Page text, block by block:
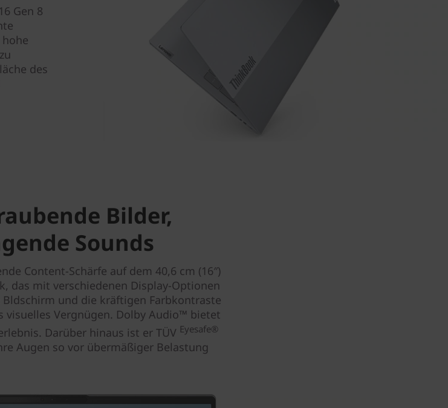
Gen 8
des
Bilder,
Sounds
Content-Schärfe auf dem 40,6 cm (16″)
das mit verschiedenen Display-Optionen
und die kräftigen Farbkontraste
visuelles Vergnügen. Dolby Audio™ bietet
Darüber hinaus ist er TÜV Eyesafe®
Augen so vor übermäßiger Belastung